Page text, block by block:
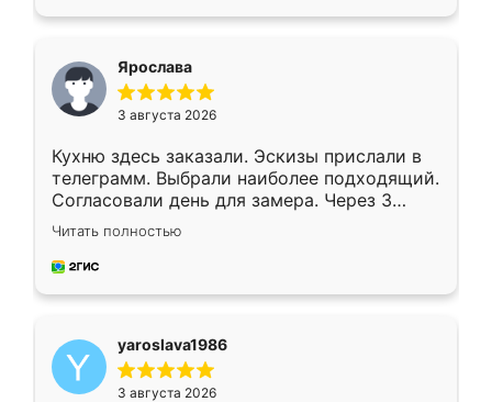
Ярослава
3 августа 2026
Кухню здесь заказали. Эскизы прислали в
телеграмм. Выбрали наиболее подходящий.
Согласовали день для замера. Через 3
недели кухня была уже готова. Остались
довольны работой. Спасибо Ренессанс
мебель за качественную работу!
Читать полностью
yaroslava1986
3 августа 2026